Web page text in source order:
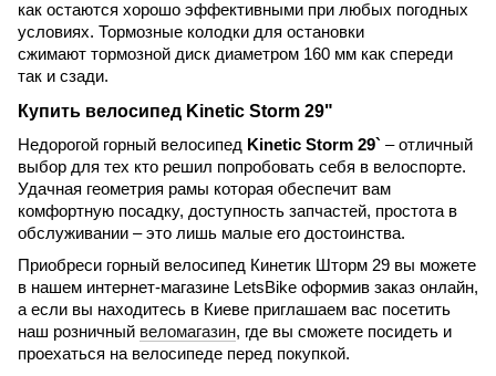
как остаются хорошо эффективными при любых погодных
условиях. Тормозные колодки для остановки
сжимают тормозной диск диаметром 160 мм как спереди
так и сзади.
Купить велосипед Kinetic Storm 29"
Недорогой горный велосипед Kinetic Storm 29` – отличный
выбор для тех кто решил попробовать себя в велоспорте.
Удачная геометрия рамы которая обеспечит вам
комфортную посадку, доступность запчастей, простота в
обслуживании – это лишь малые его достоинства.
Приобреси горный велосипед Кинетик Шторм 29 вы можете
в нашем интернет-магазине LetsBike оформив заказ онлайн,
а если вы находитесь в Киеве приглашаем вас посетить
наш розничный веломагазин, где вы сможете посидеть и
проехаться на велосипеде перед покупкой.